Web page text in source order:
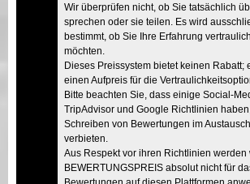
Wir überprüfen nicht, ob Sie tatsächlich
sprechen oder sie teilen. Es wird
bestimmt, ob Sie Ihre Erfahrung
möchten.
Dieses Preissystem bietet keinen Rabatt;
einen Aufpreis für die
Bitte beachten Sie, dass einige Social-
TripAdvisor und Google Richtlinien
Schreiben von Bewertungen im
verbieten.
Aus Respekt vor ihren Richtlinien werden
BEWERTUNGSPREIS absolut nicht für